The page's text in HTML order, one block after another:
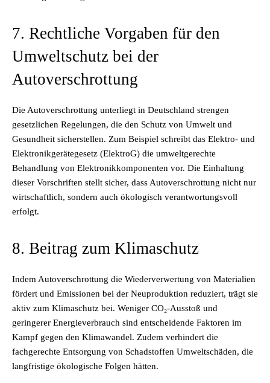
7. Rechtliche Vorgaben für den
Umweltschutz bei der
Autoverschrottung
Die Autoverschrottung unterliegt in Deutschland strengen
gesetzlichen Regelungen, die den Schutz von Umwelt und
Gesundheit sicherstellen. Zum Beispiel schreibt das Elektro- und
Elektronikgerätegesetz (ElektroG) die umweltgerechte
Behandlung von Elektronikkomponenten vor. Die Einhaltung
dieser Vorschriften stellt sicher, dass Autoverschrottung nicht nur
wirtschaftlich, sondern auch ökologisch verantwortungsvoll
erfolgt.
8. Beitrag zum Klimaschutz
Indem Autoverschrottung die Wiederverwertung von Materialien
fördert und Emissionen bei der Neuproduktion reduziert, trägt sie
aktiv zum Klimaschutz bei. Weniger CO₂-Ausstoß und
geringerer Energieverbrauch sind entscheidende Faktoren im
Kampf gegen den Klimawandel. Zudem verhindert die
fachgerechte Entsorgung von Schadstoffen Umweltschäden, die
langfristige ökologische Folgen hätten.